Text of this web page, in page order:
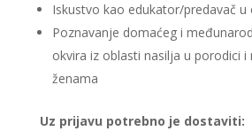
Iskustvo kao edukator/predavač u
Poznavanje domaćeg i
okvira iz oblasti nasilja u porodici i
ženama
Uz prijavu potrebno je dostaviti: